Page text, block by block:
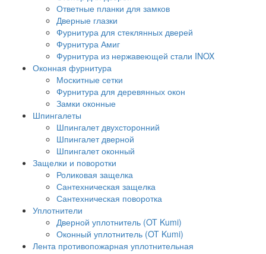
Ответные планки для замков
Дверные глазки
Фурнитура для стеклянных дверей
Фурнитура Амиг
Фурнитура из нержавеющей стали INOX
Оконная фурнитура
Москитные сетки
Фурнитура для деревянных окон
Замки оконные
Шпингалеты
Шпингалет двухсторонний
Шпингалет дверной
Шпингалет оконный
Защелки и поворотки
Роликовая защелка
Сантехническая защелка
Сантехническая поворотка
Уплотнители
Дверной уплотнитель (OT Kumi)
Оконный уплотнитель (OT Kumi)
Лента противопожарная уплотнительная